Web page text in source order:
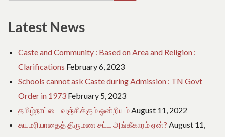
Latest News
Caste and Community : Based on Area and Religion :
Clarifications February 6, 2023
Schools cannot ask Caste during Admission : TN Govt
Order in 1973 February 5, 2023
தமிழ்நாட்டை வஞ்சிக்கும் ஒன்றியம் August 11, 2022
சுயமரியாதைத் திருமண சட்ட அங்கீகாரம் ஏன்? August 11,